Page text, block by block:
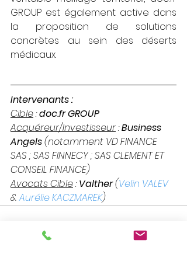
GROUP est également active dans
la proposition de solutions
concrètes au sein des déserts
médicaux.
Intervenants :
Cible : doc.fr GROUP
Acquéreur/Investisseur : Business
Angels (notamment VD FINANCE
SAS ; SAS FINNECY ; SAS CLEMENT ET
CONSEIL FINANCE)
Avocats Cible : Valther (Velin VALEV
& Aurélie KACZMAREK)